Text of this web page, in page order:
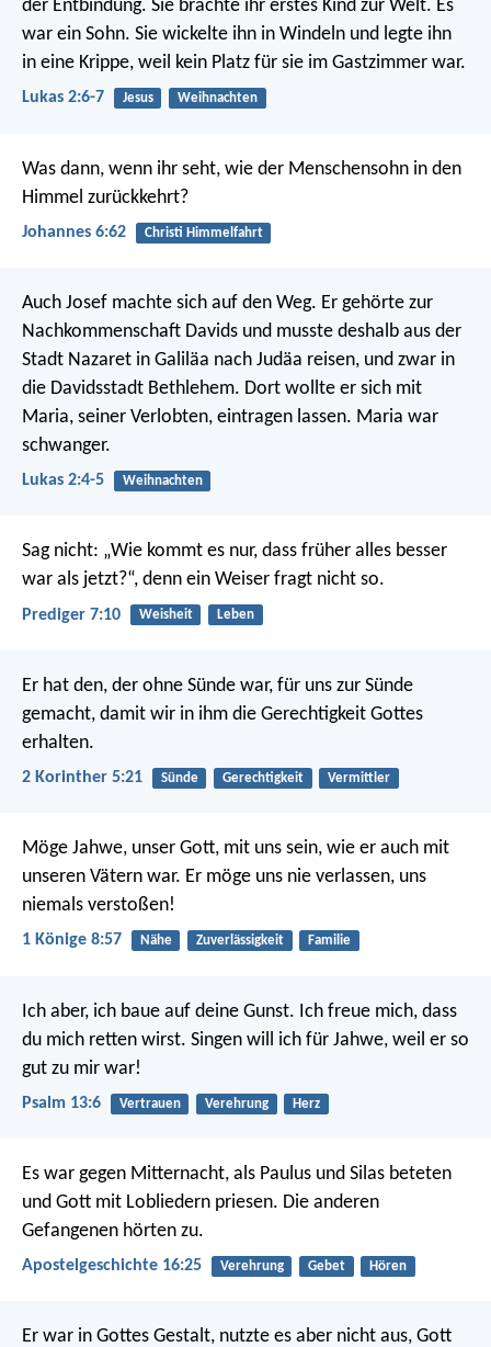
der Entbindung. Sie brachte ihr erstes Kind zur Welt. Es
war ein Sohn. Sie wickelte ihn in Windeln und legte ihn
in eine Krippe, weil kein Platz für sie im Gastzimmer war.
Lukas 2:6-7 Jesus Weihnachten
Was dann, wenn ihr seht, wie der Menschensohn in den
Himmel zurückkehrt?
Johannes 6:62 Christi Himmelfahrt
Auch Josef machte sich auf den Weg. Er gehörte zur
Nachkommenschaft Davids und musste deshalb aus der
Stadt Nazaret in Galiläa nach Judäa reisen, und zwar in
die Davidsstadt Bethlehem. Dort wollte er sich mit
Maria, seiner Verlobten, eintragen lassen. Maria war
schwanger.
Lukas 2:4-5 Weihnachten
Sag nicht: „Wie kommt es nur, dass früher alles besser
war als jetzt?“, denn ein Weiser fragt nicht so.
Prediger 7:10 Weisheit Leben
Er hat den, der ohne Sünde war, für uns zur Sünde
gemacht, damit wir in ihm die Gerechtigkeit Gottes
erhalten.
2 Korinther 5:21 Sünde Gerechtigkeit Vermittler
Möge Jahwe, unser Gott, mit uns sein, wie er auch mit
unseren Vätern war. Er möge uns nie verlassen, uns
niemals verstoßen!
1 Könige 8:57 Nähe Zuverlässigkeit Familie
Ich aber, ich baue auf deine Gunst. Ich freue mich, dass
du mich retten wirst. Singen will ich für Jahwe, weil er so
gut zu mir war!
Psalm 13:6 Vertrauen Verehrung Herz
Es war gegen Mitternacht, als Paulus und Silas beteten
und Gott mit Lobliedern priesen. Die anderen
Gefangenen hörten zu.
Apostelgeschichte 16:25 Verehrung Gebet Hören
Er war in Gottes Gestalt, nutzte es aber nicht aus, Gott